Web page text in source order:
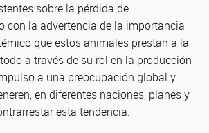
sobre la pérdida de
con la advertencia de la importancia
que estos animales prestan a la
a través de su rol en la producción
a una preocupación global y
en diferentes naciones, planes y
esta tendencia.